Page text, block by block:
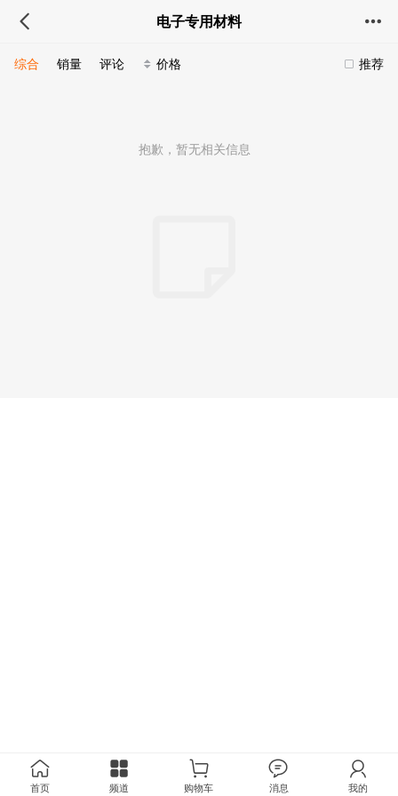
电子专用材料
推荐
综合 销量 评论 价格
抱歉，暂无相关信息
首页 频道 购物车 消息 我的